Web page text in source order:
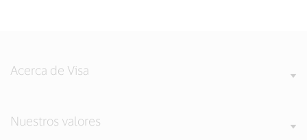
Acerca de Visa
Nuestros valores